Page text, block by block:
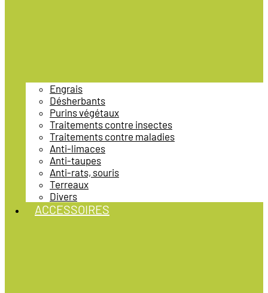
Engrais
Désherbants
Purins végétaux
Traitements contre insectes
Traitements contre maladies
Anti-limaces
Anti-taupes
Anti-rats, souris
Terreaux
Divers
ACCESSOIRES